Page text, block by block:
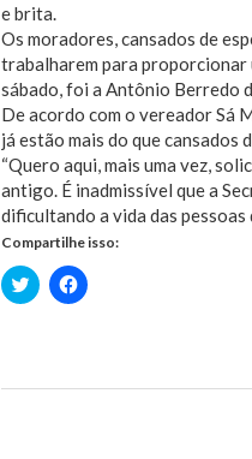
e brita.
Os moradores, cansados de
trabalharem para proporcionar
sábado, foi a Antônio Berredo
De acordo com o vereador Sá
já estão mais do que
“Quero aqui, mais uma vez,
antigo. É inadmissível que a
dificultando a vida das pessoas
Compartilhe isso:
Clique
para
janela)
Clique
para
janela)